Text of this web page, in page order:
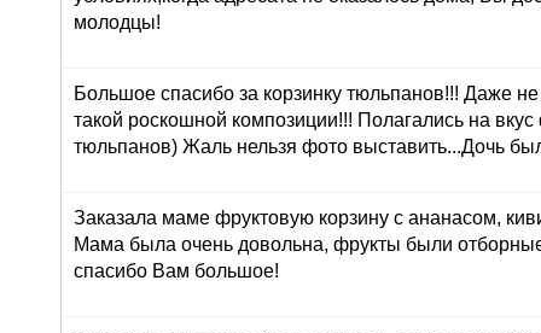
молодцы!
Большое спасибо за корзинку тюльпанов!!! Даже
такой роскошной композиции!!! Полагались на
тюльпанов) Жаль нельзя фото выставить...Дочь
Заказала маме фруктовую корзину с ананасом,
Мама была очень довольна, фрукты были
спасибо Вам большое!